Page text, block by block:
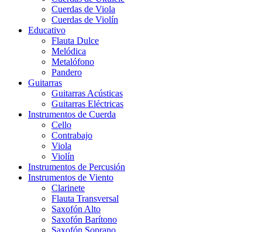
Cuerdas de Viola
Cuerdas de Violín
Educativo
Flauta Dulce
Melódica
Metalófono
Pandero
Guitarras
Guitarras Acústicas
Guitarras Eléctricas
Instrumentos de Cuerda
Cello
Contrabajo
Viola
Violín
Instrumentos de Percusión
Instrumentos de Viento
Clarinete
Flauta Transversal
Saxofón Alto
Saxofón Barítono
Saxofón Soprano